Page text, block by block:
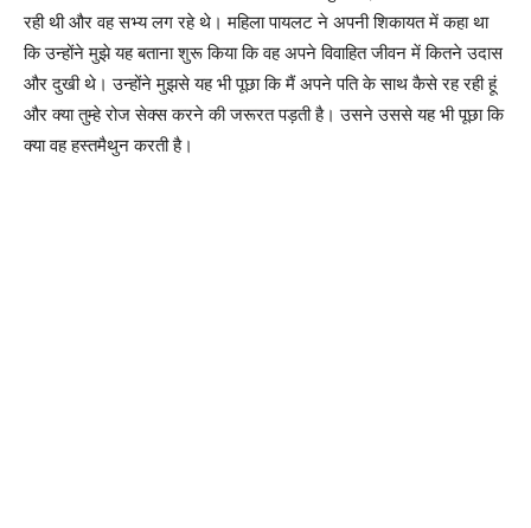
रही थी और वह सभ्य लग रहे थे। महिला पायलट ने अपनी शिकायत में कहा था
कि उन्होंने मुझे यह बताना शुरू किया कि वह अपने विवाहित जीवन में कितने उदास
और दुखी थे। उन्होंने मुझसे यह भी पूछा कि मैं अपने पति के साथ कैसे रह रही हूं
और क्या तुम्हे रोज सेक्स करने की जरूरत पड़ती है। उसने उससे यह भी पूछा कि
क्या वह हस्तमैथुन करती है।